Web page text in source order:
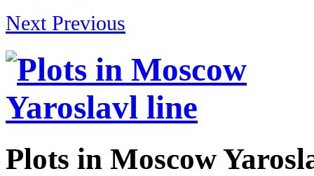
Next Previous
Plots in Moscow